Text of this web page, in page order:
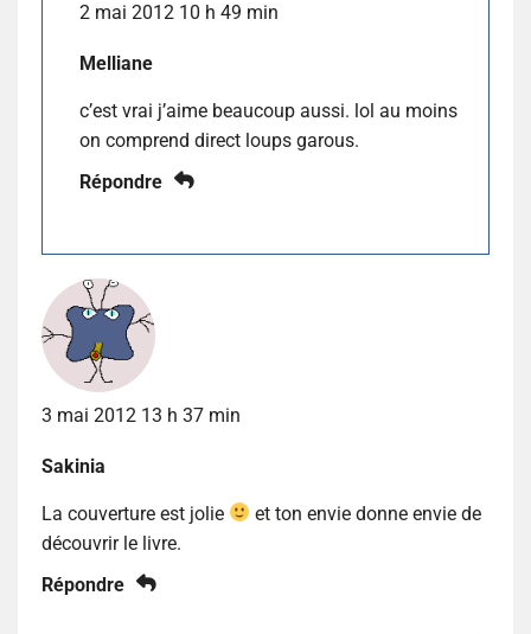
2 mai 2012 10 h 49 min
Melliane
c’est vrai j’aime beaucoup aussi. lol au moins
on comprend direct loups garous.
Répondre
3 mai 2012 13 h 37 min
Sakinia
La couverture est jolie
et ton envie donne envie de
découvrir le livre.
Répondre